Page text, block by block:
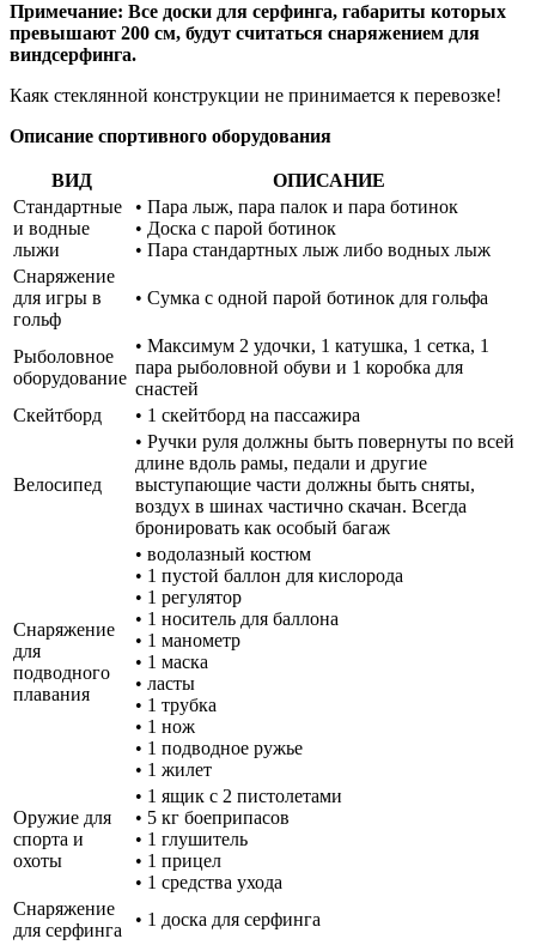
Примечание: Все доски для серфинга, габариты которых
превышают 200 cм, будут считаться снаряжением для
виндсерфинга.
Каяк стеклянной конструкции не принимается к перевозке!
Описание спортивного оборудования
ВИД
ОПИСАНИЕ
Стандартные
и водные
лыжи
• Пара лыж, пара палок и пара ботинок
• Доска с парой ботинок
• Пара стандартных лыж либо водных лыж
Снаряжение
для игры в
гольф
• Сумка с одной парой ботинок для гольфа
Рыболовное
оборудование
• Максимум 2 удочки, 1 катушка, 1 сетка, 1
пара рыболовной обуви и 1 коробка для
снастей
Скейтборд
• 1 скейтборд на пассажира
Велосипед
• Ручки руля должны быть повернуты по всей
длине вдоль рамы, педали и другие
выступающие части должны быть сняты,
воздух в шинах частично скачан. Всегда
бронировать как особый багаж
Снаряжение
для
подводного
плавания
• водолазный костюм
• 1 пустой баллон для кислорода
• 1 регулятор
• 1 носитель для баллона
• 1 манометр
• 1 маска
• ласты
• 1 трубка
• 1 нож
• 1 подводное ружье
• 1 жилет
Оружие для
спорта и
охоты
• 1 ящик с 2 пистолетами
• 5 кг боеприпасов
• 1 глушитель
• 1 прицел
• 1 средства ухода
Снаряжение
для серфинга
• 1 доска для серфинга